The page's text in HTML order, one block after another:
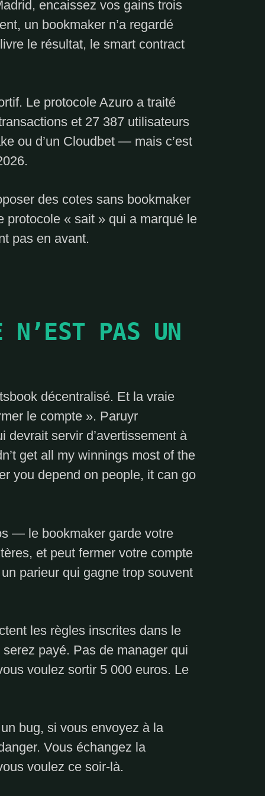
encaissez vos gains trois
un bookmaker n’a regardé
le résultat, le smart contract
Le protocole Azuro a traité
et 27 387 utilisateurs
ou d’un Cloudbet — mais c’est
des cotes sans bookmaker
protocole « sait » qui a marqué le
pas en avant.
N’EST PAS UN
décentralisé. Et la vraie
le compte ». Paruyr
devrait servir d’avertissement à
get all my winnings most of the
you depend on people, it can go
— le bookmaker garde votre
et peut fermer votre compte
parieur qui gagne trop souvent
les règles inscrites dans le
payé. Pas de manager qui
voulez sortir 5 000 euros. Le
bug, si vous envoyez à la
Vous échangez la
voulez ce soir-là.